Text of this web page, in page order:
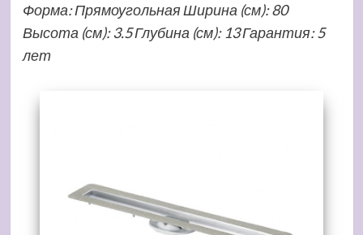
Форма: Прямоугольная Ширина (см): 80
Высота (см): 3.5 Глубина (см): 13 Гарантия: 5
лет